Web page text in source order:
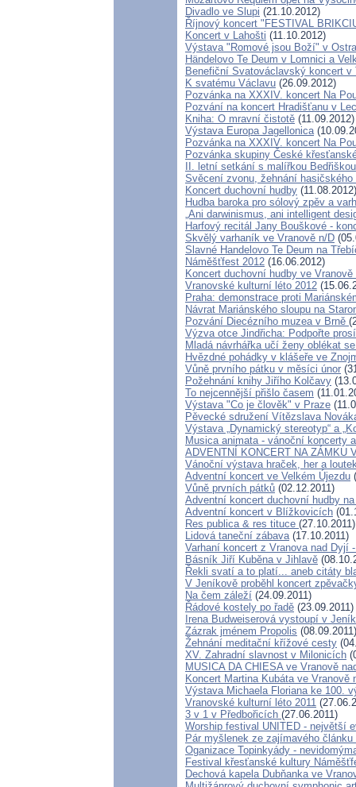
Divadlo ve Slupi (21.10.2012)
Říjnový koncert "FESTIVAL
Koncert v Lahošti (11.10.2012)
Výstava "Romové jsou Boží" v
Händelovo Te Deum v Lomnici a
Benefiční Svatováclavský koncert
K svatému Václavu (26.09.2012)
Pozvánka na XXXIV. koncert Na
Pozvání na koncert Hradišťanu v
Kniha: O mravní čistotě (11.09.2012)
Výstava Europa Jagellonica
Pozvánka na XXXIV. koncert Na
Pozvánka skupiny České
II. letní setkání s malířkou
Svěcení zvonu, žehnání
Koncert duchovní hudby (11.08.2012)
Hudba baroka pro sólový zpěv a
„Ani darwinismus, ani intelligent
Harfový recitál Jany Bouškové -
Skvělý varhaník ve Vranově n/D
Slavné Handelovo Te Deum na
Náměšťfest 2012 (16.06.2012)
Koncert duchovní hudby ve
Vranovské kulturní léto 2012
Praha: demonstrace proti
Návrat Mariánského sloupu na
Pozvání Diecézního muzea v Brně
Výzva otce Jindřicha: Podpořte
Mladá návrhářka učí ženy oblékat
Hvězdné pohádky v klášeře ve
Vůně prvního pátku v měsíci únor
Požehnání knihy Jiřího Kolčavy
To nejcennější přišlo časem
Výstava "Co je člověk" v Praze
Pěvecké sdružení Vítězslava
Výstava „Dynamický stereotyp“ a
Musica animata - vánoční koncerty
ADVENTNÍ KONCERT NA ZÁMKU
Vánoční výstava hraček, her a
Adventní koncert ve Velkém Újezdu
Vůně prvních pátků (02.12.2011)
Adventní koncert duchovní hudby
Adventní koncert v Blížkovicích
Res publica & res tituce (27.10.2011)
Lidová taneční zábava (17.10.2011)
Varhaní koncert z Vranova nad Dyjí
Básník Jiří Kuběna v Jihlavě
Řekli svatí a to platí... aneb citáty
V Jeníkově proběhl koncert
Na čem záleží (24.09.2011)
Řádové kostely po řadě (23.09.2011)
Irena Budweiserová vystoupí v
Zázrak jménem Propolis (08.09.2011)
Žehnání meditační křížové cesty
XV. Zahradní slavnost v Milonicích
MUSICA DA CHIESA ve Vranově
Koncert Martina Kubáta ve Vranově
Výstava Michaela Floriana ke 100.
Vranovské kulturní léto 2011
3 v 1 v Předbořicích (27.06.2011)
Worship festival UNITED - největší
Pár myšlenek ze zajímavého
Oganizace Topinkyády -
Festival křesťanské kultury
Dechová kapela Dubňanka ve